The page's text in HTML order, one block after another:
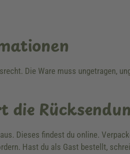
Die Ware muss ungetragen,
Dieses findest du online.
Hast du als Gast bestellt,